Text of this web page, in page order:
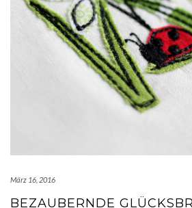
März 16, 2016
BEZAUBERNDE